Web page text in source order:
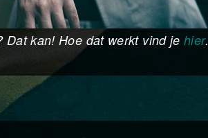
Dat kan! Hoe dat werkt vind jehier.